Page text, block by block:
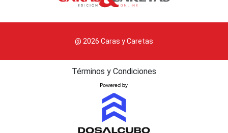
@ 2026 Caras y Caretas
Términos y Condiciones